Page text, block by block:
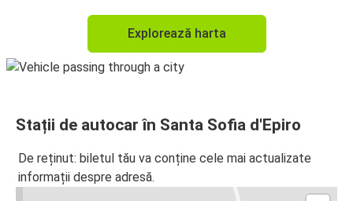
Explorează harta
Stații de autocar în Santa Sofia d'Epiro
De reținut: biletul tău va conține cele mai actualizate
informații despre adresă.